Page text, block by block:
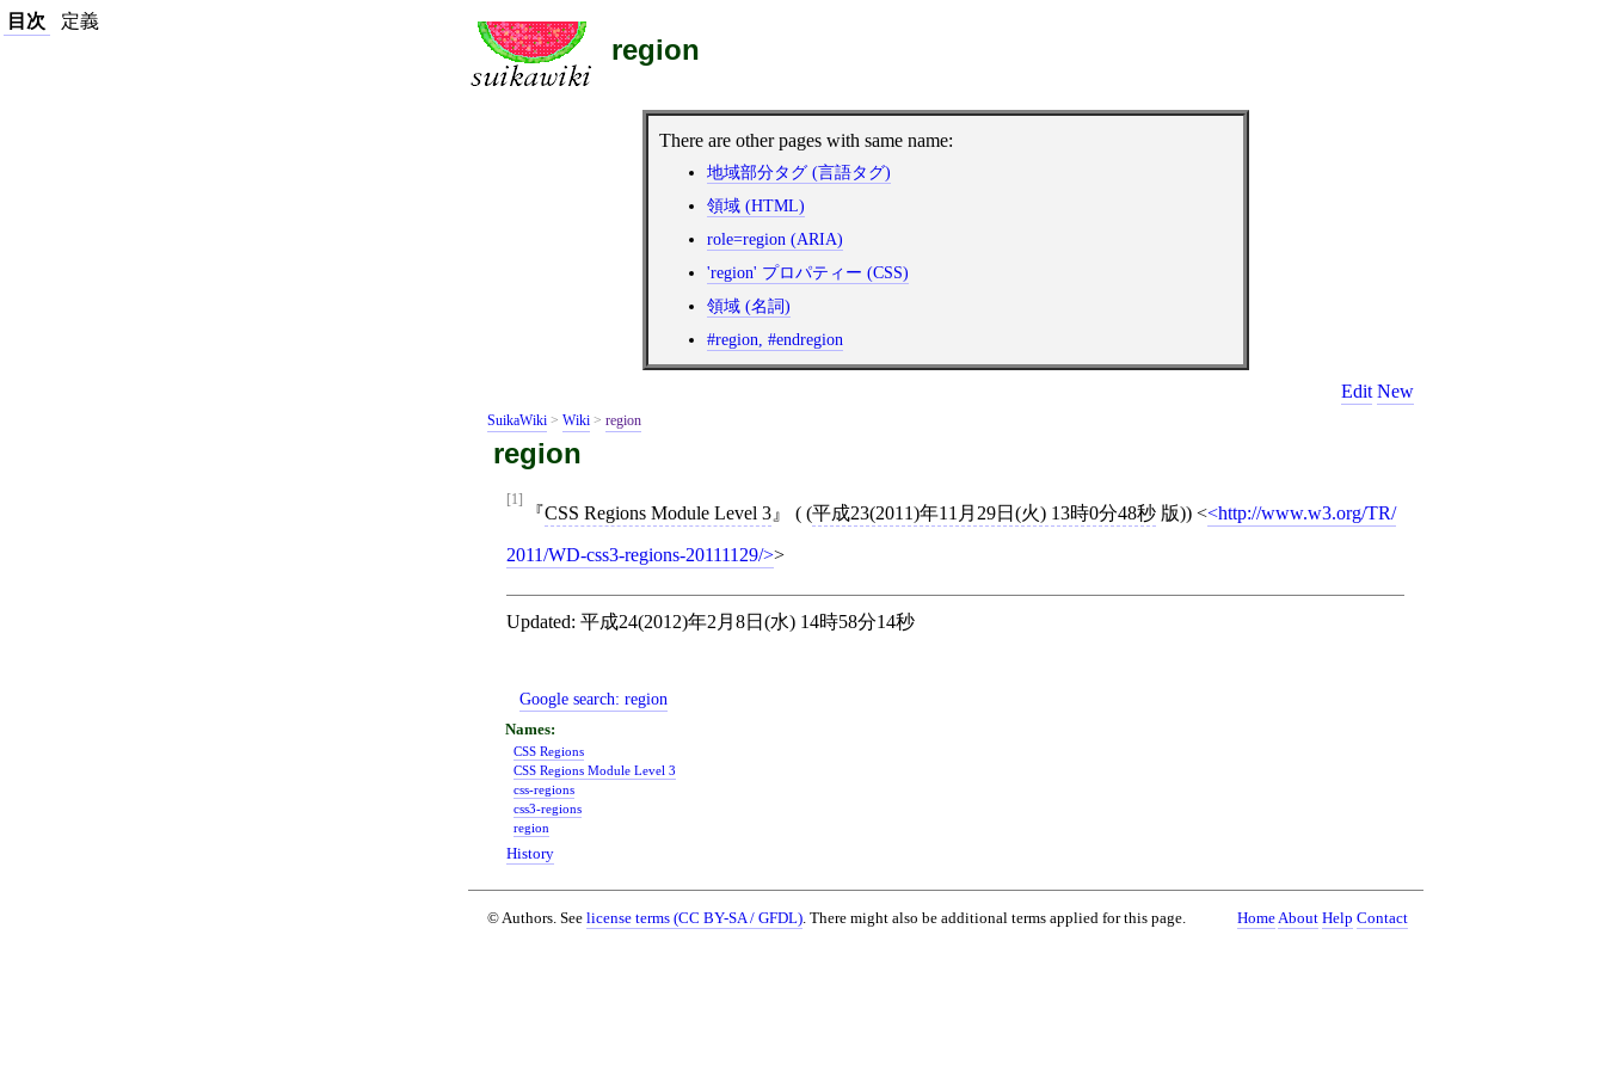
region
There are other pages with same name:
地域部分タグ (言語タグ)
領域 (HTML)
role=region (ARIA)
'region' プロパティー (CSS)
領域 (名詞)
#region, #endregion
Edit New
SuikaWiki > Wiki > region
region
[1]
CSS Regions Module Level 3 ( (平成23(2011)年11月29日(火) 13時0分48秒 版)) < http://www.w3.org/TR/
2011/WD-css3-regions-20111129/ >
Updated: 平成24(2012)年2月8日(水) 14時58分14秒
Google search:region
CSS Regions
CSS Regions Module Level 3
css-regions
css3-regions
region
History
© Authors. See license terms (CC BY-SA / GFDL). There might also be additional terms applied for this page. HomeAbout Help Contact
目次 定義